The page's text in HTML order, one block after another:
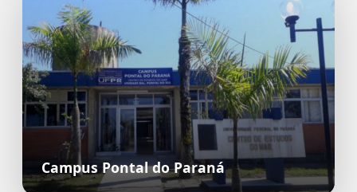
Campus Pontal do Paraná